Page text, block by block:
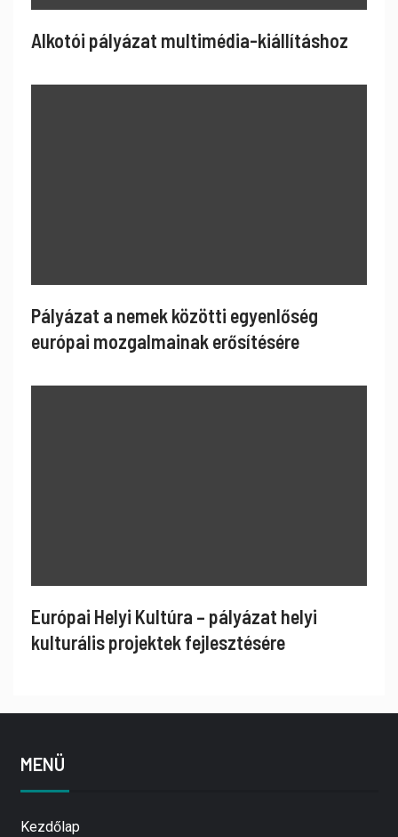
Alkotói pályázat multimédia-kiállításhoz
Pályázat a nemek közötti egyenlőség
európai mozgalmainak erősítésére
Európai Helyi Kultúra – pályázat helyi
kulturális projektek fejlesztésére
MENÜ
Kezdőlap